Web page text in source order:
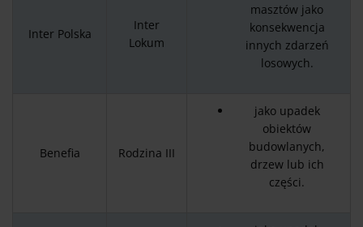
Inter Polska
Inter
Lokum
masztów jako
konsekwencja
innych zdarzeń
losowych.
Benefia Rodzina III
jako upadek
obiektów
budowlanych,
drzew lub ich
części.